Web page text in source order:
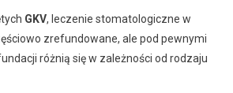
GKV, leczenie stomatologiczne w
zrefundowane, ale pod pewnymi
różnią się w zależności od rodzaju